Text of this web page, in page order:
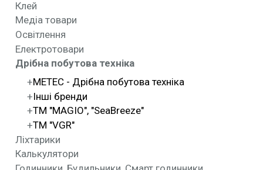
Клей
Медіа товари
Освітлення
Електротовари
Дрібна побутова техніка
METEC - Дрібна побутова техніка
Інші бренди
ТМ "MAGIO", "SeaBreeze"
ТМ "VGR"
Ліхтарики
Калькулятори